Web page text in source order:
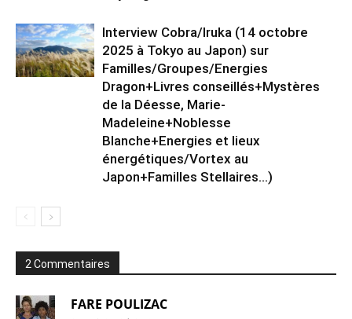
Interview Cobra/Iruka (14 octobre
2025 à Tokyo au Japon) sur
Familles/Groupes/Energies
Dragon+Livres conseillés+Mystères
de la Déesse, Marie-
Madeleine+Noblesse
Blanche+Energies et lieux
énergétiques/Vortex au
Japon+Familles Stellaires…)
2 Commentaires
FARE POULIZAC